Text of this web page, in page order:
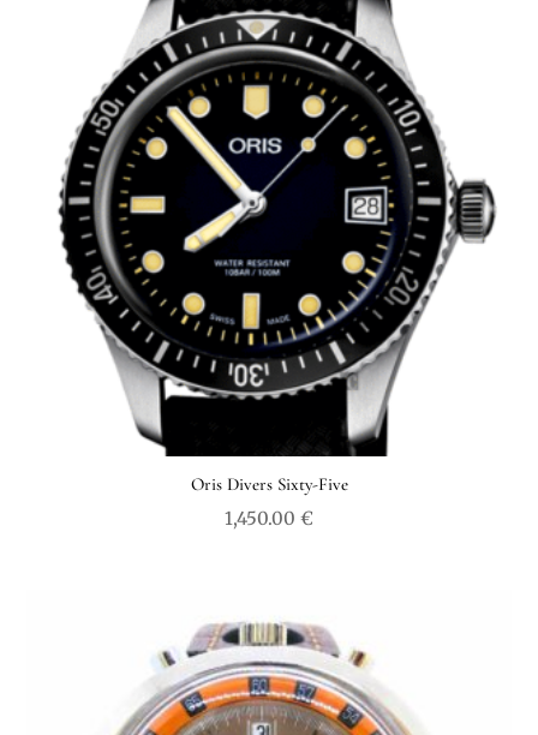
Oris Divers Sixty-Five
1,450.00 €